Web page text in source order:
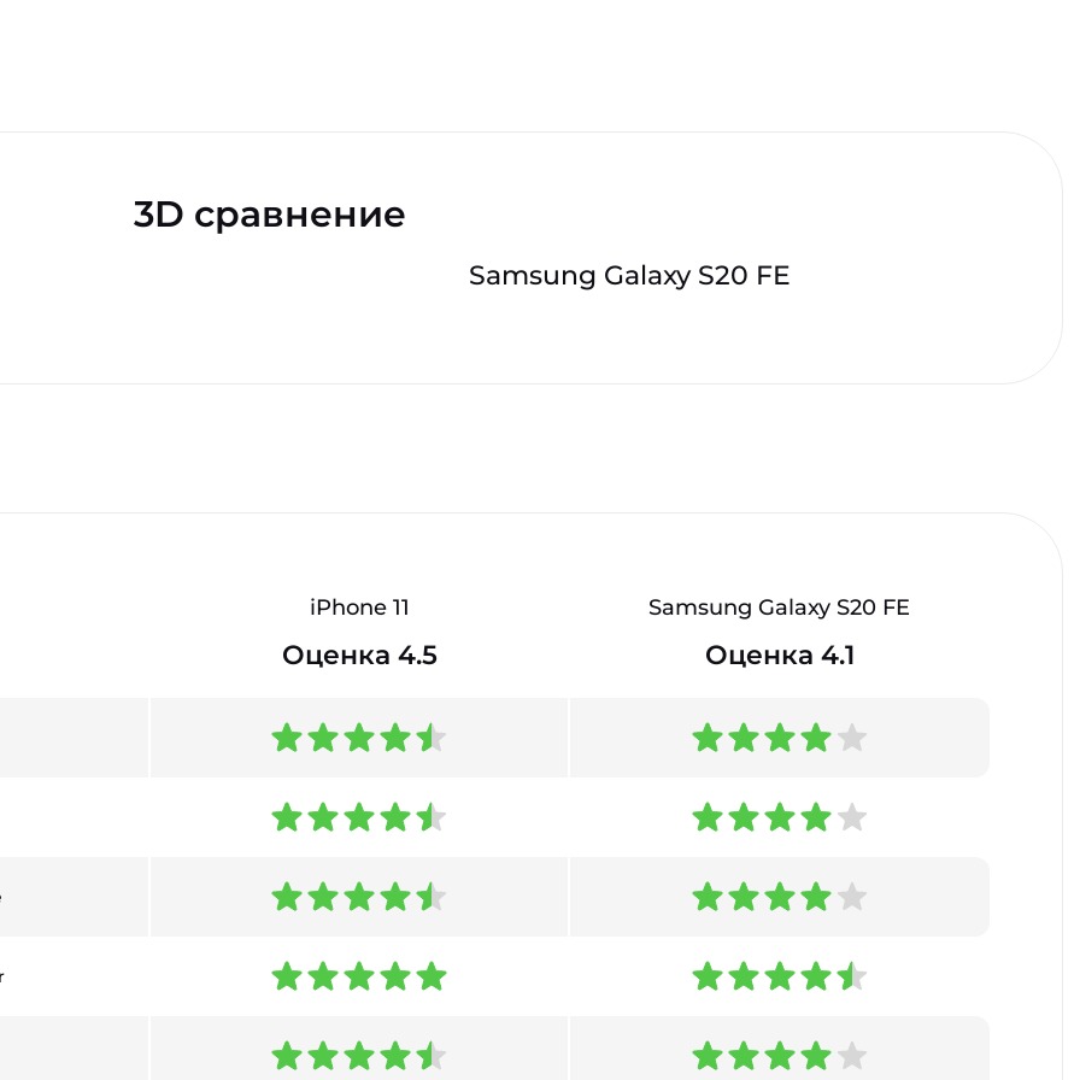
3D сравнение
Samsung Galaxy S20 FE
iPhone 11 Samsung Galaxy S20 FE
Оценка 4.5 Оценка 4.1